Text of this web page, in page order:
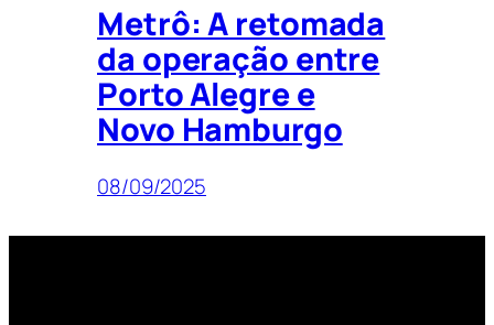
Metrô: A retomada
da operação entre
Porto Alegre e
Novo Hamburgo
08/09/2025